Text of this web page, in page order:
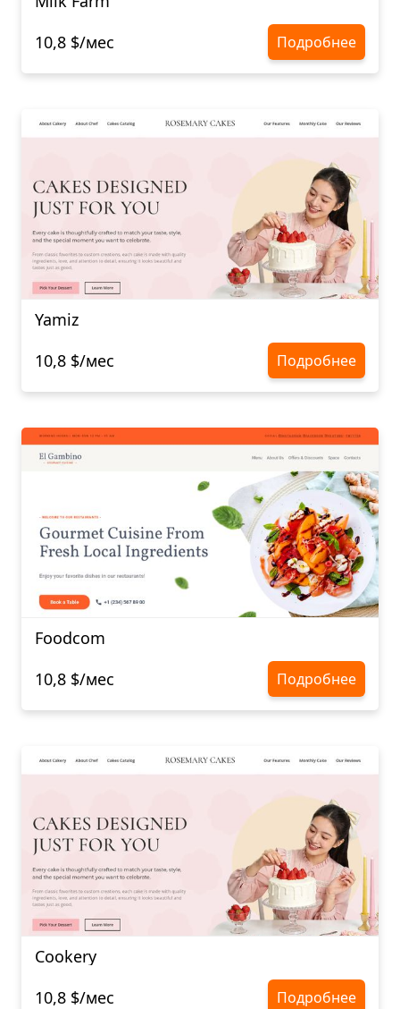
10,8 $/мес
Подробнее
Yamiz
10,8 $/мес
Подробнее
Foodcom
10,8 $/мес
Подробнее
Cookery
10,8 $/мес
Подробнее